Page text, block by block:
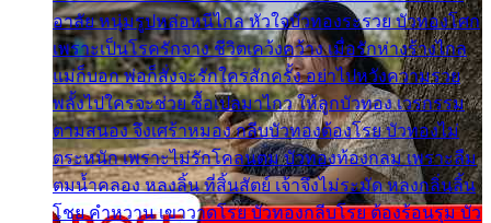
อาลัย หนุ่มรูปหล่อหนีไกล หัวใจบัวทองระรวย บัวทองโศก
เพราะเป็นโรครักจาง ชีวิตเคว้งคว้าง เมื่อรักห่างร้างไกล
แม่ก็บอก พ่อก็สั่งจะรักใครสักครั้ง อย่าไปหวังความรวย
พลั้งไปใครจะช่วย ซื้อเปลมาไกว ให้ลูกบัวทอง เวรกรรม
ตามสนอง จึงเศร้าหมอง กลีบบัวทองต้องโรย บัวทองไม่
ตระหนัก เพราะไม่รักโคลนตม บัวทองท้องกลม เพราะลืม
ตมน้ำคลอง หลงลิ้น ที่สิ้นสัตย์ เจ้าจึงไม่ระมัด หลงกลิ่นลิ้น
โชย คำหวาน เขาวาดโรย บัวทองกลีบโรย ต้องร้อนรุม บัว